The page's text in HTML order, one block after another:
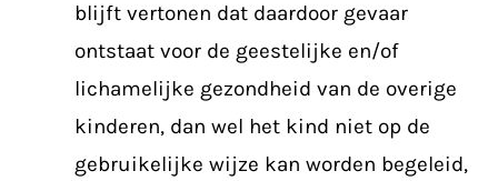
blijft vertonen dat daardoor gevaar
ontstaat voor de geestelijke en/of
lichamelijke gezondheid van de overige
kinderen, dan wel het kind niet op de
gebruikelijke wijze kan worden begeleid,